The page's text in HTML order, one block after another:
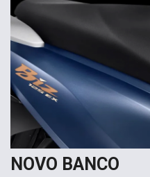
NOVO BANCO